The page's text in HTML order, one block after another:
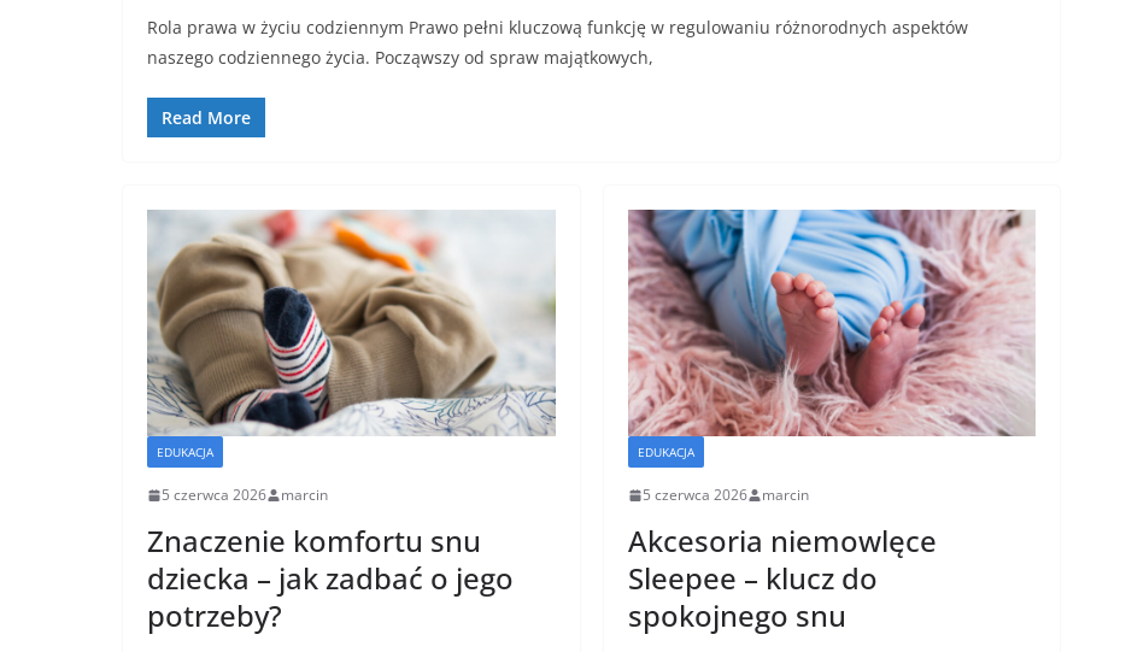
Rola prawa w życiu codziennym Prawo pełni kluczową funkcję w regulowaniu różnorodnych aspektów
naszego codziennego życia. Począwszy od spraw majątkowych,
Read More
EDUKACJA
5 czerwca 2026 marcin
Znaczenie komfortu snu
dziecka – jak zadbać o jego
potrzeby?
EDUKACJA
5 czerwca 2026 marcin
Akcesoria niemowlęce
Sleepee – klucz do
spokojnego snu